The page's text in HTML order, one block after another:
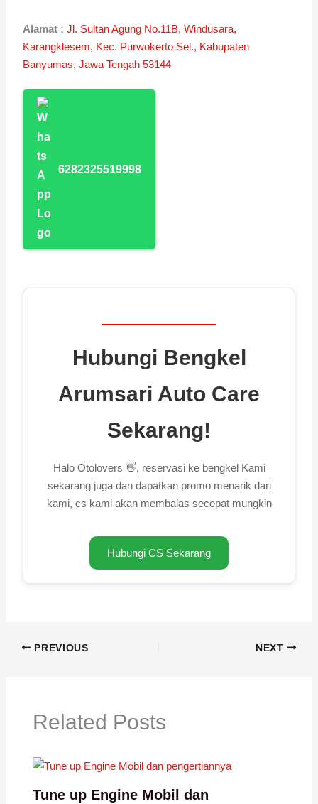
Alamat : Jl. Sultan Agung No.11B, Windusara,
Karangklesem, Kec. Purwokerto Sel., Kabupaten
Banyumas, Jawa Tengah 53144
6282325519998
Hubungi Bengkel
Arumsari Auto Care
Sekarang!
Halo Otolovers 👋, reservasi ke bengkel Kami
sekarang juga dan dapatkan promo menarik dari
kami, cs kami akan membalas secepat mungkin
Hubungi CS Sekarang
PREVIOUS NEXT
Related Posts
Tune up Engine Mobil dan